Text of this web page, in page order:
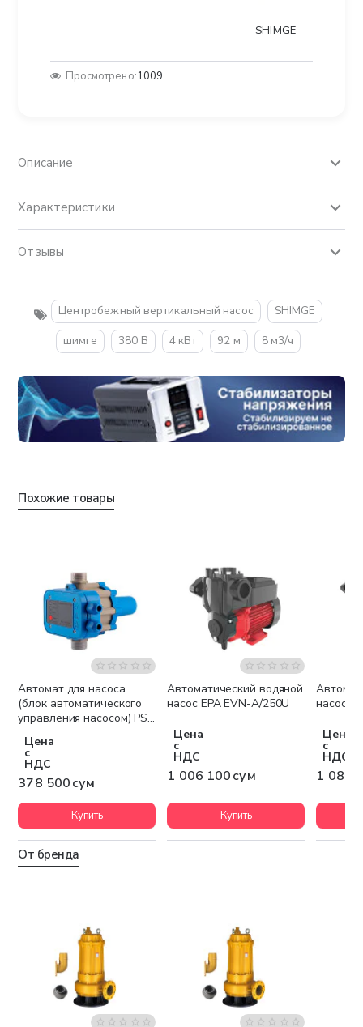
SHIMGE
Просмотрено:1009
Описание
Характеристики
Отзывы
Центробежный вертикальный насос
SHIMGE
шимге
380 В 4 кВт 92 м 8 м3/ч
Похожие товары
Автомат для насоса
(блок автоматического
управления насосом) PS-
Цена
с
НДС
378 500 сум
Купить
Автоматический водяной
насос EPA EVN-A/250U
Цена
с
НДС
1 006 100 сум
Купить
насос
Цена
с
НДС
1 084
От бренда